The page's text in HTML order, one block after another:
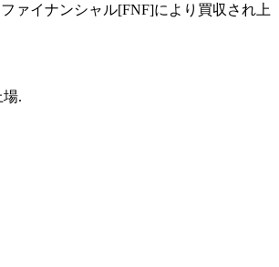
ァイナンシャル[FNF]により買収され上
場.